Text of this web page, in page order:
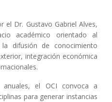
el Dr. Gustavo Gabriel Alves,
académico orientado al
difusión de conocimiento
integración económica
el OCI convoca a
para generar instancias